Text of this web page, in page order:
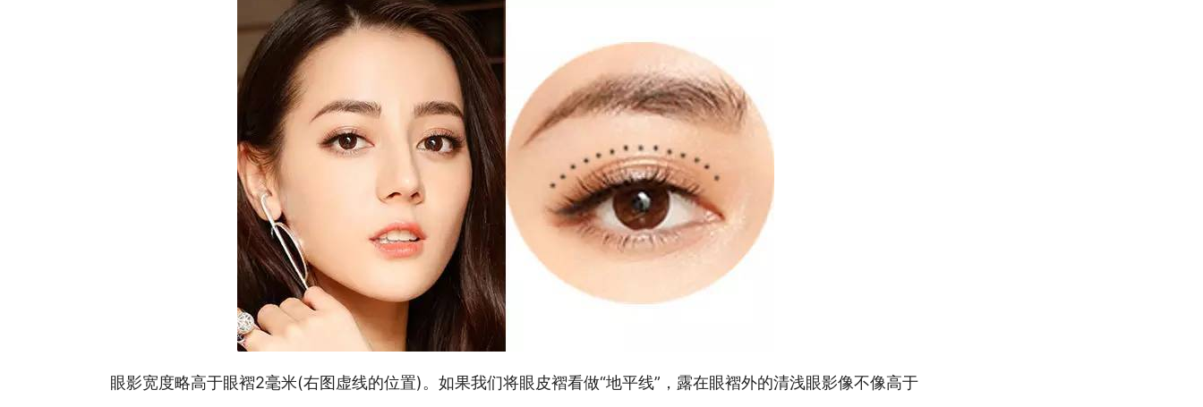
眼影宽度略高于眼褶2毫米(右图虚线的位置)。如果我们将眼皮褶看做“地平线”，露在眼褶外的清浅眼影像不像高于